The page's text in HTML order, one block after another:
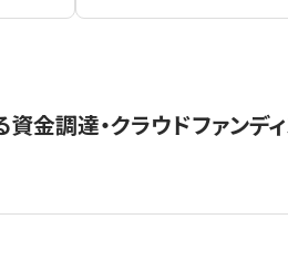
金調達・クラウドファンデ